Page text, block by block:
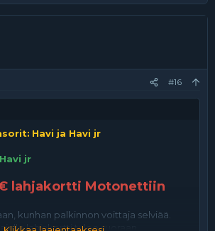
#16
Havi ja Havi jr
Havi jr
lahjakortti Motonettiin
kunhan palkinnon voittaja selviää.
lahjakortti tulee suoraan